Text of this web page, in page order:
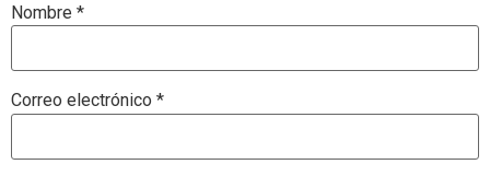
Nombre *
Correo electrónico *